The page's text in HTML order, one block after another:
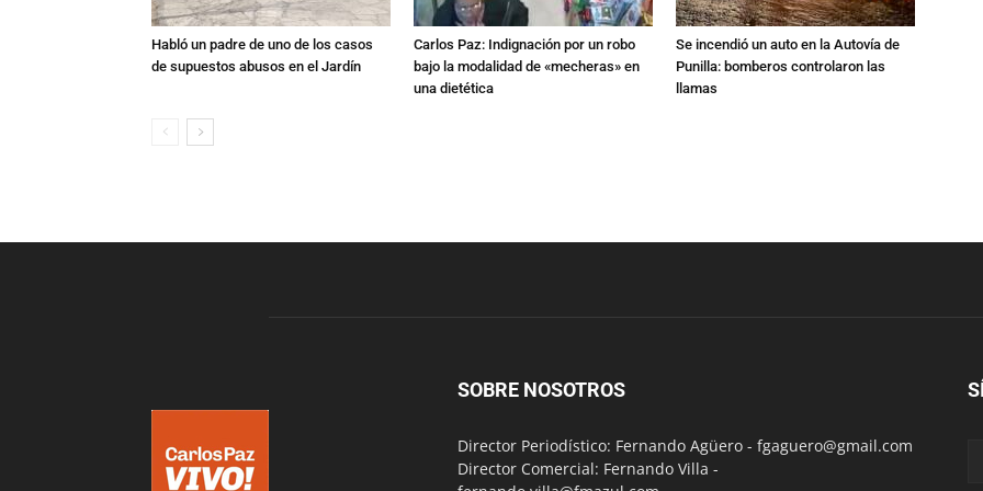
Habló un padre de uno de los casos
de supuestos abusos en el Jardín
Carlos Paz: Indignación por un robo
bajo la modalidad de «mecheras» en
una dietética
Se incendió un auto en la Autovía de
Punilla: bomberos controlaron las
llamas
SOBRE NOSOTROS
Director Periodístico: Fernando Agüero - fgaguero@gmail.com
Director Comercial: Fernando Villa -